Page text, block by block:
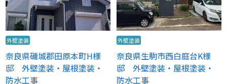
外壁塗装
奈良県磯城郡田原本町H様
邸 外壁塗装・屋根塗装・
防水工事
外壁塗装
奈良県生駒市西白庭台K様
邸 外壁塗装・屋根塗装・
防水工事